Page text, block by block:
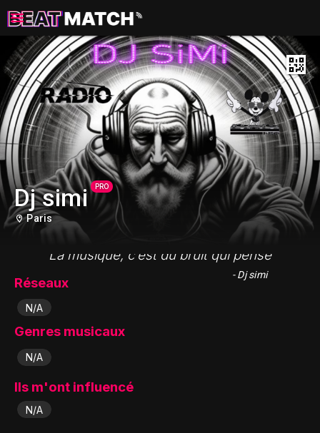
Dj simi PRO
Paris
"La musique, c’est du bruit qui pense"
- Dj simi
Réseaux
N/A
Genres musicaux
N/A
Ils m'ont influencé
N/A